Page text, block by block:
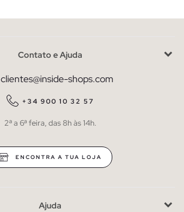
Contato e Ajuda
clientes@inside-shops.com
+34 900 10 32 57
2ª a 6ª feira, das 8h às 14h.
ENCONTRA A TUA LOJA
Ajuda